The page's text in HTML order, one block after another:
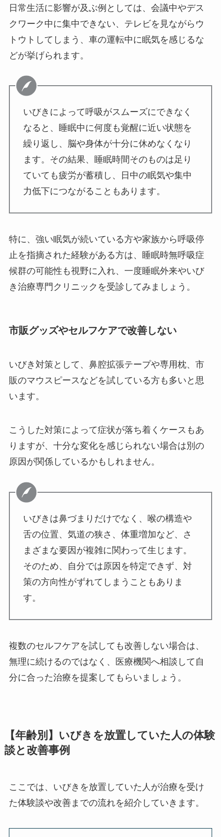
日常生活に影響が及ぶ例としては、会議中やデス
クワーク中に集中できない、テレビを見ながらウ
トウトしてしまう、車の運転中に眠気を感じるな
どが挙げられます。
いびきによって呼吸がスムーズにできなく
なると、睡眠中に何度も覚醒に近い状態を
繰り返し、脳や身体が十分に休めなくなり
ます。その結果、睡眠時間そのものは足り
ていても疲労が蓄積し、日中の眠気や集中
力低下につながることもあります。
特に、強い眠気が続いている方や家族から呼吸停
止を指摘された経験がある方は、睡眠時無呼吸症
候群の可能性も視野に入れ、一度睡眠外来やいび
き治療専門クリニックを受診してみましょう。
市販グッズやセルフケアで改善しない
いびき対策として、鼻腔拡張テープや専用枕、市
販のマウスピースなどを試している方も多いと思
います。
こうした対策によって症状が落ち着くケースもあ
りますが、十分な変化を感じられない場合は別の
原因が関係しているかもしれません。
いびきは鼻づまりだけでなく、喉の構造や
舌の位置、気道の狭さ、体重増加など、さ
まざまな要因が複雑に関わって生じます。
そのため、自分では原因を特定できず、対
策の方向性がずれてしまうこともありま
す。
複数のセルフケアを試しても改善しない場合は、
無理に続けるのではなく、医療機関へ相談して自
分に合った治療を提案してもらいましょう。
【年齢別】いびきを放置していた人の体験
談と改善事例
ここでは、いびきを放置していた人が治療を受け
た体験談や改善までの流れを紹介していきます。